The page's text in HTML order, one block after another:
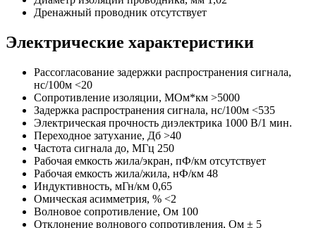
Дренажный проводник отсутствует
Электрические характеристики
Рассогласование задержки распространения сигнала,
нс/100м <20
Сопротивление изоляции, МОм*км >5000
Задержка распространения сигнала, нс/100м <535
Электрическая прочность диэлектрика 1000 В/1 мин.
Переходное затухание, Дб >40
Частота сигнала до, МГц 250
Рабочая емкость жила/экран, пФ/км отсутствует
Рабочая емкость жила/жила, нФ/км 48
Индуктивность, мГн/км 0,65
Омическая асимметрия, % <2
Волновое сопротивление, Ом 100
Отклонение волнового сопротивления, Ом ± 5